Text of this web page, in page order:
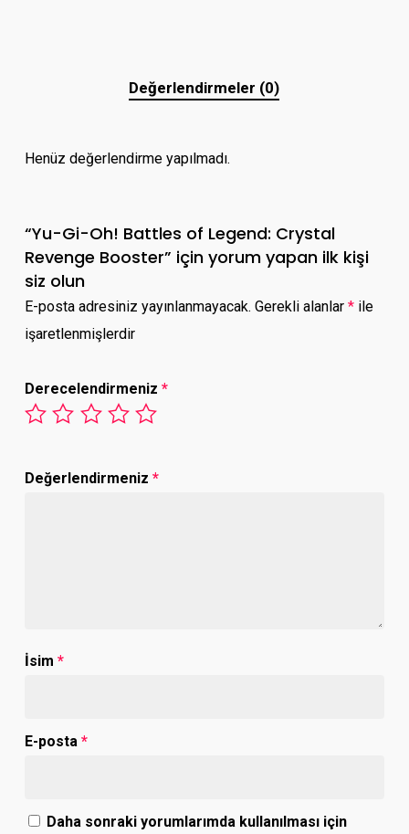
Değerlendirmeler (0)
Henüz değerlendirme yapılmadı.
“Yu-Gi-Oh! Battles of Legend: Crystal
Revenge Booster” için yorum yapan ilk kişi
siz olun
E-posta adresiniz yayınlanmayacak. Gerekli alanlar *ile
işaretlenmişlerdir
Derecelendirmeniz *
Değerlendirmeniz *
İsim *
E-posta *
Daha sonraki yorumlarımda kullanılması için